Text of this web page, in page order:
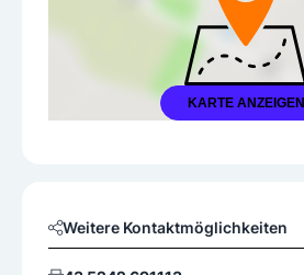
KARTE ANZEIGEN
Weitere Kontaktmöglichkeiten